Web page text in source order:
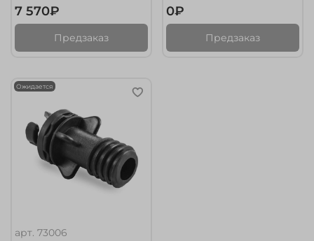
7 570₽
Предзаказ
0₽
Предзаказ
Ожидается
арт.73006